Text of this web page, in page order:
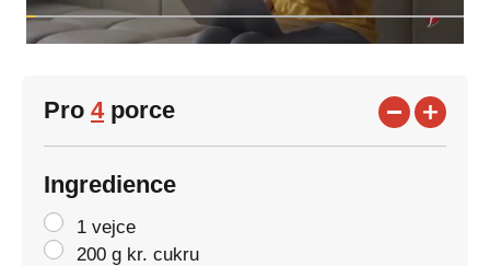
Pro 4porce
Ingredience
1 vejce
200 g kr. cukru